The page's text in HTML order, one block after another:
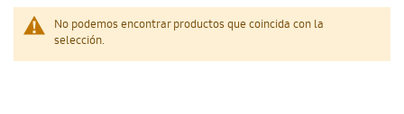
No podemos encontrar productos que coincida con la
selección.